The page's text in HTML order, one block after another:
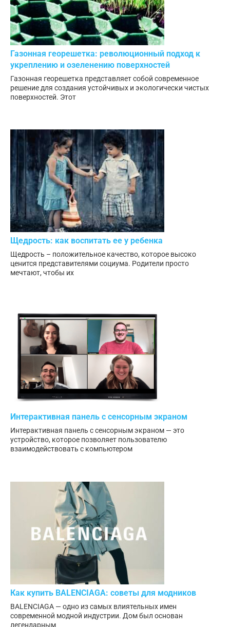
Газонная георешетка: революционный подход к
укреплению и озеленению поверхностей
Газонная георешетка представляет собой современное
решение для создания устойчивых и экологически чистых
поверхностей. Этот
Щедрость: как воспитать ее у ребенка
Щедрость – положительное качество, которое высоко
ценится представителями социума. Родители просто
мечтают, чтобы их
Интерактивная панель с сенсорным экраном
Интерактивная панель с сенсорным экраном — это
устройство, которое позволяет пользователю
взаимодействовать с компьютером
Как купить BALENCIAGA: советы для модников
BALENCIAGA — одно из самых влиятельных имен
современной модной индустрии. Дом был основан
легендарным